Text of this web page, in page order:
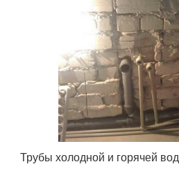
Трубы холодной и горячей